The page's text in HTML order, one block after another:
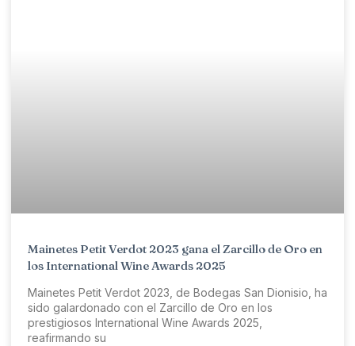
Mainetes Petit Verdot 2023 gana el Zarcillo de Oro en
los International Wine Awards 2025
Mainetes Petit Verdot 2023, de Bodegas San Dionisio, ha
sido galardonado con el Zarcillo de Oro en los
prestigiosos International Wine Awards 2025,
reafirmando su